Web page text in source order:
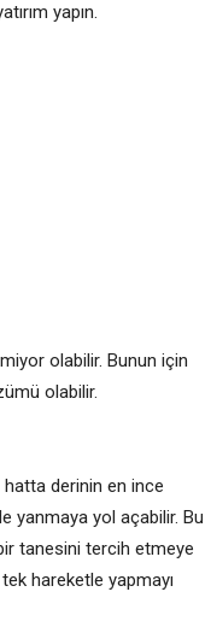
yapın.
olabilir. Bunun için
olabilir.
hatta derinin en ince
yanmaya yol açabilir. Bu
tanesini tercih etmeye
hareketle yapmayı